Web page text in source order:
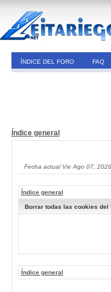
ÍNDICE DEL FORO FAQ
Índice general
Fecha actual Vie Ago 07,
Índice general
Borrar todas las cookies del
Índice general